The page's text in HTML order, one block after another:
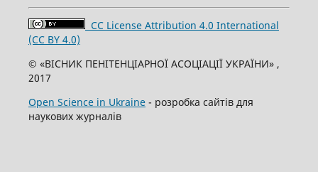
CC License Attribution 4.0 International
(CC BY 4.0)
© «ВІСНИК ПЕНІТЕНЦІАРНОЇ АСОЦІАЦІЇ УКРАЇНИ» ,
2017
Open Science in Ukraine- розробка сайтів для
наукових журналів